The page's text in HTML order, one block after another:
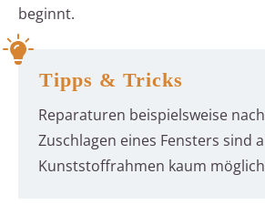
beginnt.
Tipps & Tricks
Reparaturen beispielsweise
Zuschlagen eines Fensters sind
Kunststoffrahmen kaum